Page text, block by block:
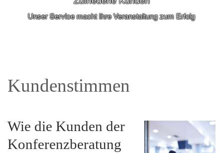
Unser Service macht Ihre Veranstaltung zum Erfolg
Kundenstimmen
Wie die Kunden der
Konferenzberatung